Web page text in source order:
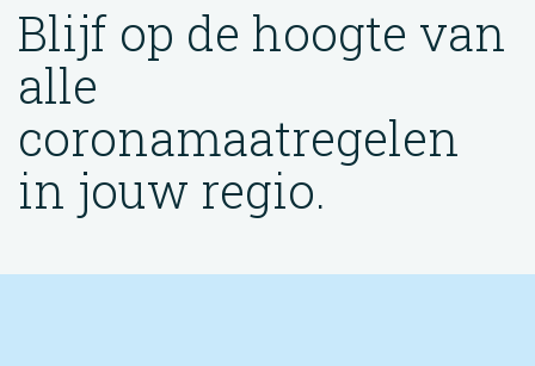
Blijf op de hoogte van
alle
coronamaatregelen
in jouw regio.